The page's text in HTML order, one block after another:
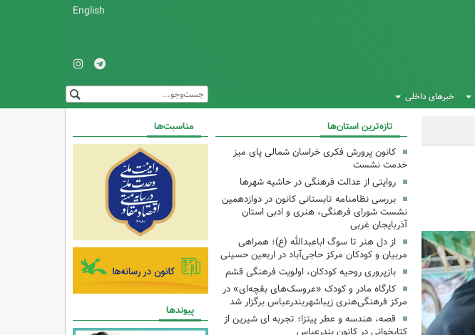
English
خبرهای داخلی
تازه‌ترین استان‌ها
کانون پرورش فکری خراسان شمالی پای میز
خدمت نشست
روایتی از عدالت فرهنگی در حاشیه شهرها
بررسی نظامنامه تابستانی کانون در دوازدهمین
نشست شورای فرهنگی، هنری و ادبی استان
آذربایجان غربی
از دل هنر تا سوگ اباعبدالله (ع)؛ همراهی
مربیان و کودکان مرکز حاجی‌آباد در اربعین حسینی
بازپروری روحیه کودکان، اولویت فرهنگی قشم
کارگاه مادر و کودک «عروسک‌های بقچه‌ای» در
مرکز فرهنگی‌هنری زیباشهربندرعباس برگزار شد
قصه، هندسه و عطر پیتزا؛ تجربه ای شیرین از
کتابخوانی در کانون بندرعباس
مناسبت‌ها
پیوندها